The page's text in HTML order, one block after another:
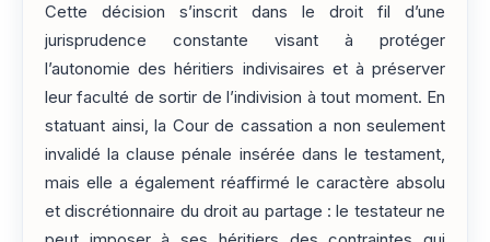
Cette décision s’inscrit dans le droit fil d’une
jurisprudence constante visant à protéger
l’autonomie des héritiers indivisaires et à préserver
leur faculté de sortir de l’indivision à tout moment. En
statuant ainsi, la Cour de cassation a non seulement
invalidé la clause pénale insérée dans le testament,
mais elle a également réaffirmé le caractère absolu
et discrétionnaire du droit au partage : le testateur ne